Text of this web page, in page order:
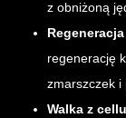
z obniżoną
regenerację
zmarszczek i
Walka z